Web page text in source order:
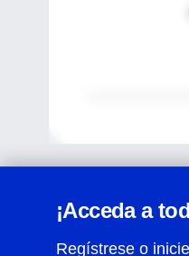
¡Acceda a
Regístrese o